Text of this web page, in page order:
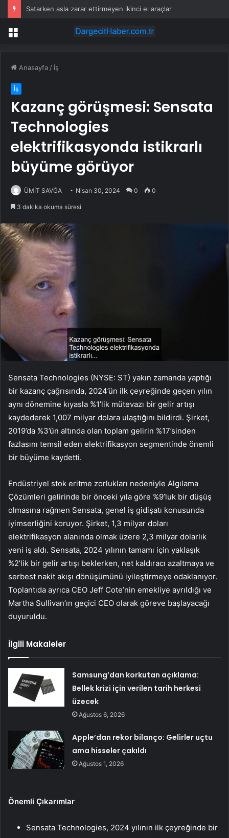
Satarken asla zarar ettirmeyen ikinci el araçlar
Menü
Anasayfa / İş
İş
Kazanç görüşmesi: Sensata
Technologies
elektrifikasyonda istikrarlı
büyüme görüyor
ÜMİT SAVĞA Nisan 30, 2024 0 0
3 dakika okuma süresi
Sensata Technologies (NYSE: ST) yakın zamanda yaptığı
bir kazanç çağrısında, 2024’ün ilk çeyreğinde geçen yılın
aynı dönemine kıyasla %1’lik mütevazı bir gelir artışı
kaydederek 1,007 milyar dolara ulaştığını bildirdi. Şirket,
2019’da %3’ün altında olan toplam gelirin %17’sinden
fazlasını temsil eden elektrifikasyon segmentinde önemli
bir büyüme kaydetti.
Endüstriyel stok eritme zorlukları nedeniyle Algılama
Çözümleri gelirinde bir önceki yıla göre %9’luk bir düşüş
olmasına rağmen Sensata, genel iş gidişatı konusunda
iyimserliğini koruyor. Şirket, 1,3 milyar doları
elektrifikasyon alanında olmak üzere 2,3 milyar dolarlık
yeni iş aldı. Sensata, 2024 yılının tamamı için yaklaşık
%2’lik bir gelir artışı beklerken, net kaldıracı azaltmaya ve
serbest nakit akışı dönüşümünü iyileştirmeye odaklanıyor.
Toplantıda ayrıca CEO Jeff Cote’nin emekliye ayrıldığı ve
Martha Sullivan’ın geçici CEO olarak göreve başlayacağı
duyuruldu.
İlgili Makaleler
Samsung’dan korkutan açıklama:
Bellek krizi için verilen tarih herkesi
üzecek
Ağustos 6, 2026
Apple’dan rekor bilanço: Gelirler uçtu
ama hisseler çakıldı
Ağustos 1, 2026
Önemli Çıkarımlar
Sensata Technologies, 2024 yılının ilk çeyreğinde bir